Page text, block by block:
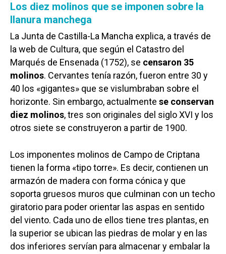
Los diez molinos que se imponen sobre la
llanura manchega
La Junta de Castilla-La Mancha explica, a través de
la web de Cultura, que según el Catastro del
Marqués de Ensenada (1752), se censaron 35
molinos. Cervantes tenía razón, fueron entre 30 y
40 los «gigantes» que se vislumbraban sobre el
horizonte. Sin embargo, actualmente se conservan
diez molinos, tres son originales del siglo XVI y los
otros siete se construyeron a partir de 1900.
Los imponentes molinos de Campo de Criptana
tienen la forma «tipo torre». Es decir, contienen un
armazón de madera con forma cónica y que
soporta gruesos muros que culminan con un techo
giratorio para poder orientar las aspas en sentido
del viento. Cada uno de ellos tiene tres plantas, en
la superior se ubican las piedras de molar y en las
dos inferiores servían para almacenar y embalar la